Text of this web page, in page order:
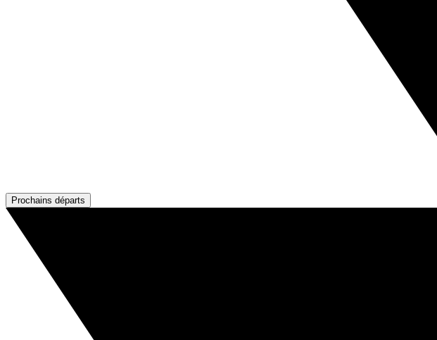
Prochains départs